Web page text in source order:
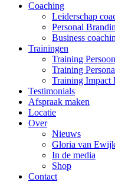
Coaching
Leiderschap
Personal
Business
Trainingen
Training
Training
Training Impact
Testimonials
Afspraak maken
Locatie
Over
Nieuws
Gloria van
In de media
Shop
Contact